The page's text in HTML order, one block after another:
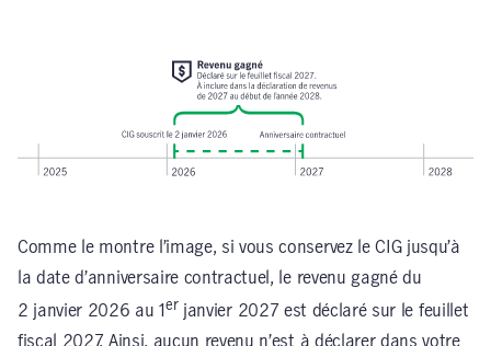
Comme le montre l’image, si vous conservez le CIG jusqu’à
la date d’anniversaire contractuel, le revenu gagné du
2 janvier 2026 au 1 er janvier 2027 est déclaré sur le feuillet
fiscal 2027. Ainsi, aucun revenu n’est à déclarer dans votre